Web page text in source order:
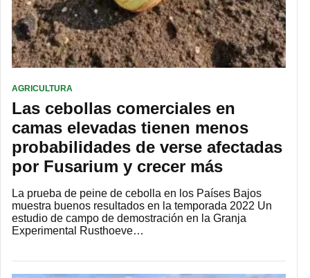
AGRICULTURA
Las cebollas comerciales en
camas elevadas tienen menos
probabilidades de verse afectadas
por Fusarium y crecer más
La prueba de peine de cebolla en los Países Bajos
muestra buenos resultados en la temporada 2022 Un
estudio de campo de demostración en la Granja
Experimental Rusthoeve…